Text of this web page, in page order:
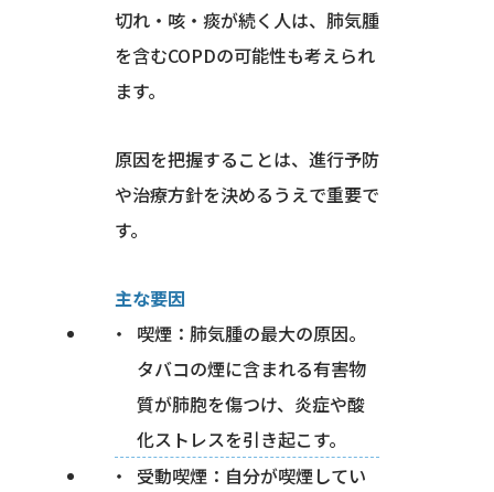
切れ・咳・痰が続く人は、肺気腫
を含むCOPDの可能性も考えられ
ます。
原因を把握することは、進行予防
や治療方針を決めるうえで重要で
す。
主な要因
喫煙：肺気腫の最大の原因。
タバコの煙に含まれる有害物
質が肺胞を傷つけ、炎症や酸
化ストレスを引き起こす。
受動喫煙：自分が喫煙してい